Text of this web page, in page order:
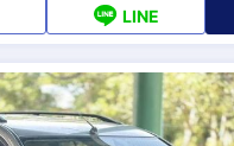
LINE